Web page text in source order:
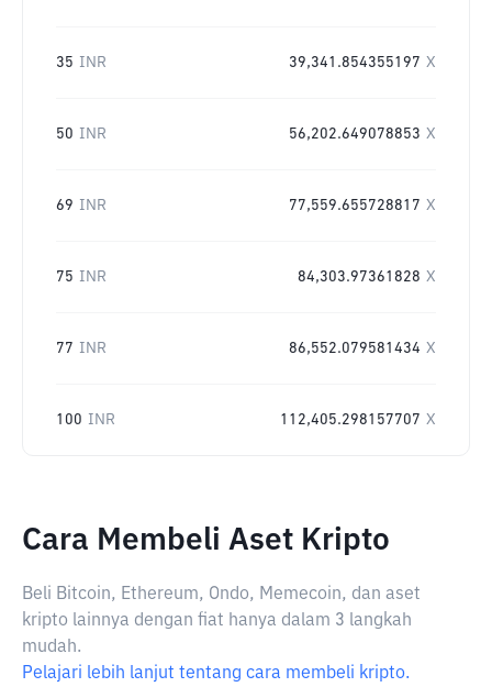
35 INR 39,341.854355197 X
50 INR 56,202.649078853 X
69 INR 77,559.655728817 X
75 INR 84,303.97361828 X
77 INR 86,552.079581434 X
100 INR 112,405.298157707 X
Cara Membeli Aset Kripto
Beli Bitcoin, Ethereum, Ondo, Memecoin, dan aset
kripto lainnya dengan fiat hanya dalam 3 langkah
mudah.
Pelajari lebih lanjut tentang cara membeli kripto.